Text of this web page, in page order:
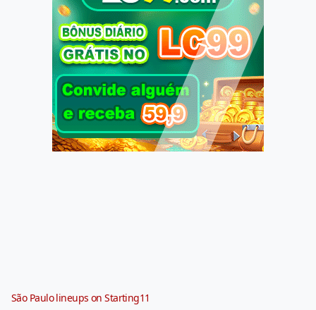
São Paulo lineups on Starting11